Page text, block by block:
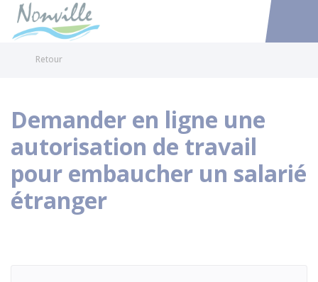
Accéder
Retour
Demander en ligne une
autorisation de travail
pour embaucher un salarié
étranger